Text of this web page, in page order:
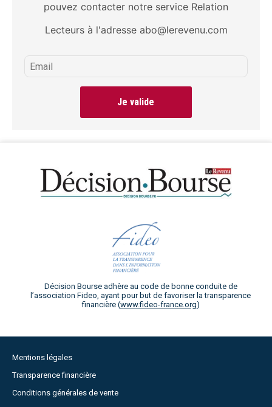
pouvez contacter notre service Relation
Lecteurs à l'adresse abo@lerevenu.com
Je valide
Décision Bourse adhère au code de bonne conduite de
l’association Fideo, ayant pour but de favoriser la transparence
financière (www.fideo-france.org)
Mentions légales
Transparence financière
Conditions générales de vente